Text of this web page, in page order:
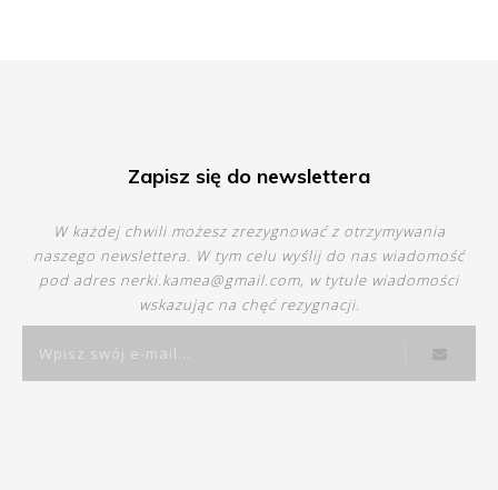
Zapisz się do newslettera
W każdej chwili możesz zrezygnować z otrzymywania
naszego newslettera. W tym celu wyślij do nas wiadomość
pod adres nerki.kamea@gmail.com, w tytule wiadomości
wskazując na chęć rezygnacji.